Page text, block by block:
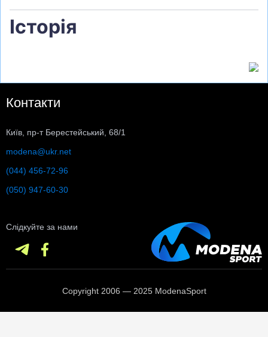
Історія
Контакти
Київ, пр-т Берестейський, 68/1
modena@ukr.net
(044) 456-72-96
(050) 947-60-30
Слідкуйте за нами
Copyright 2006 — 2025 ModenaSport